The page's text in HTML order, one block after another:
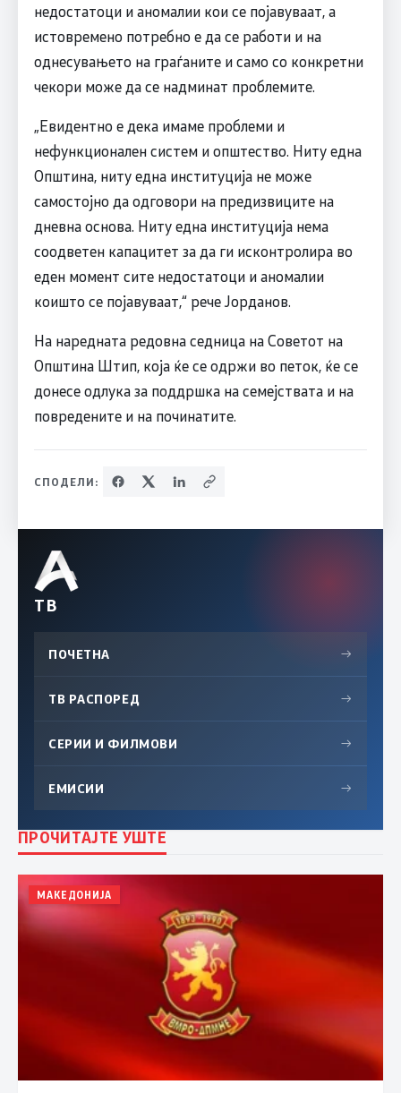
недостатоци и аномалии кои се појавуваат, а
истовремено потребно е да се работи и на
однесувањето на граѓаните и само со конкретни
чекори може да се надминат проблемите.
„Евидентно е дека имаме проблеми и
нефункционален систем и општество. Ниту една
Општина, ниту една институција не може
самостојно да одговори на предизвиците на
дневна основа. Ниту една институција нема
соодветен капацитет за да ги исконтролира во
еден момент сите недостатоци и аномалии
коишто се појавуваат,“ рече Јорданов.
На наредната редовна седница на Советот на
Општина Штип, која ќе се одржи во петок, ќе се
донесе одлука за поддршка на семејствата и на
повредените и на починатите.
СПОДЕЛИ:
ТВ
ПОЧЕТНА →
ТВ РАСПОРЕД →
СЕРИИ И ФИЛМОВИ →
ЕМИСИИ →
ПРОЧИТАЈТЕ УШТЕ
МАКЕДОНИЈА